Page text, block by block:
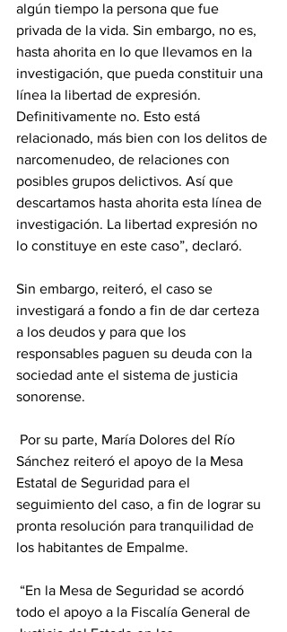
algún tiempo la persona que fue
privada de la vida. Sin embargo, no es,
hasta ahorita en lo que llevamos en la
investigación, que pueda constituir una
línea la libertad de expresión.
Definitivamente no. Esto está
relacionado, más bien con los delitos de
narcomenudeo, de relaciones con
posibles grupos delictivos. Así que
descartamos hasta ahorita esta línea de
investigación. La libertad expresión no
lo constituye en este caso”, declaró.
Sin embargo, reiteró, el caso se
investigará a fondo a fin de dar certeza
a los deudos y para que los
responsables paguen su deuda con la
sociedad ante el sistema de justicia
sonorense.
Sánchez reiteró el apoyo de la Mesa
Estatal de Seguridad para el
seguimiento del caso, a fin de lograr su
pronta resolución para tranquilidad de
los habitantes de Empalme.
todo el apoyo a la Fiscalía General de